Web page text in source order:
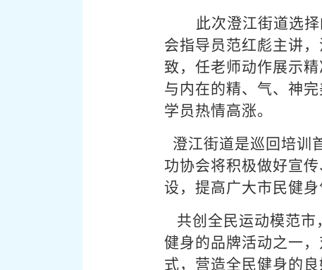
此次澄江街道选
会指导员范红彪主讲
致，任老师动作展示
与内在的精、气、神
学员热情高涨。
澄江街道是巡回培训
功协会将积极做好宣
设，提高广大市民健
共创全民运动模范
健身的品牌活动之一
式，营造全民健身的